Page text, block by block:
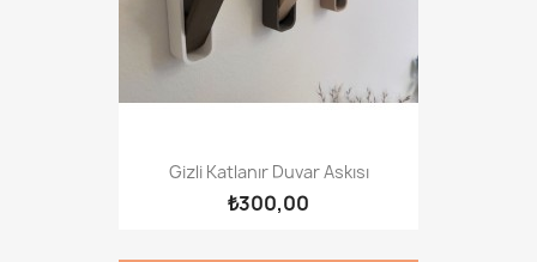
Gizli Katlanır Duvar Askısı
₺300,00